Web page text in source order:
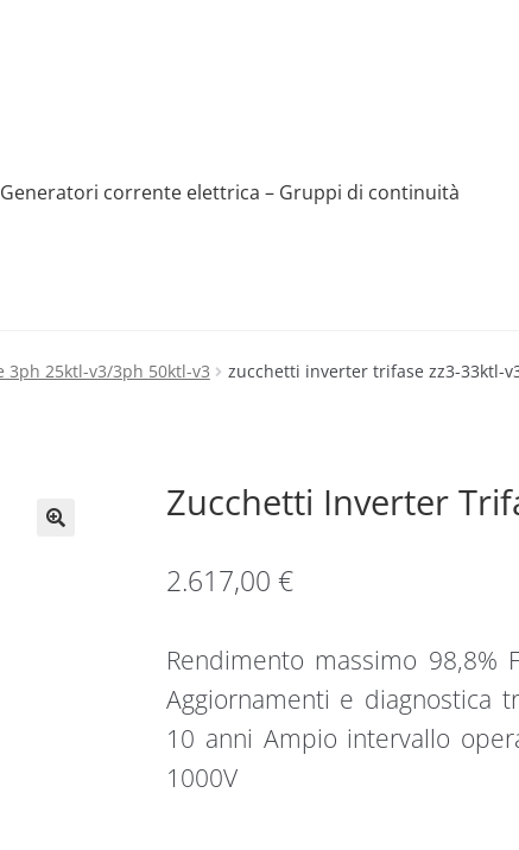
Generatori corrente elettrica – Gruppi di continuità
Produttori Sample Page Shop
25ktl-v3/3ph 50ktl-v3 zucchetti inverter trifase zz3-33ktl-
Zucchetti Inverter
2.617,00 €
Rendimento massimo 98,8%
Aggiornamenti e diagnostica
10 anni Ampio intervallo
1000V